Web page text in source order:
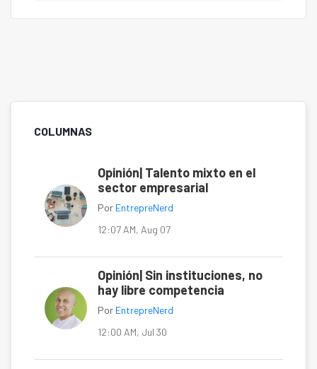
COLUMNAS
Opinión| Talento mixto en el
sector empresarial
Por EntrepreNerd
12:07 AM, Aug 07
Opinión| Sin instituciones, no
hay libre competencia
Por EntrepreNerd
12:00 AM, Jul 30